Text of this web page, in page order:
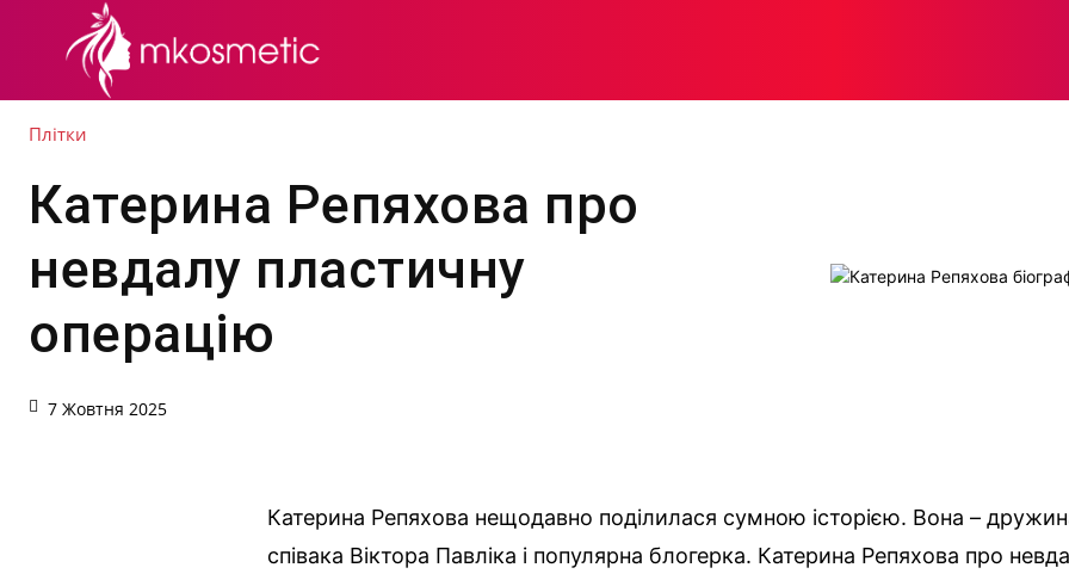
Плітки
Катерина Репяхова про
невдалу пластичну
операцію
7 Жовтня 2025
Катерина Репяхова нещодавно поділилася сумною історією. Вона –
співака Віктора Павліка і популярна блогерка. Катерина Репяхова про